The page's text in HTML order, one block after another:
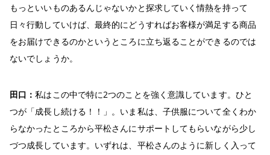
もっといいものあるんじゃないかと探求していく情熱を持って
日々行動していけば、最終的にどうすればお客様が満足する商品
をお届けできるのかというところに立ち返ることができるのでは
ないでしょうか。
田口：私はこの中で特に2つのことを強く意識しています。ひと
つが「成長し続ける！！」。いま私は、子供服について全くわか
らなかったところから平松さんにサポートしてもらいながら少し
づつ成長しています。いずれは、平松さんのように新しく入って